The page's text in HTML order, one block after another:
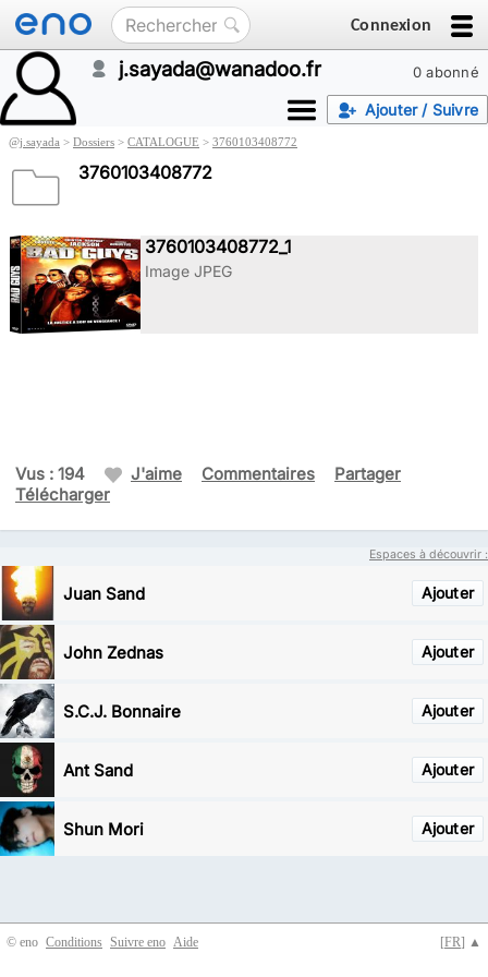
Connexion
0 abonné
j.sayada@wanadoo.fr
Ajouter / Suivre
@j.sayada > Dossiers > CATALOGUE > 3760103408772
3760103408772
3760103408772_1
Image JPEG
Vus : 194 J'aime Commentaires
Partager
Télécharger
Espaces à découvrir :
Ajouter
Juan Sand
Ajouter
John Zednas
Ajouter
S.C.J. Bonnaire
Ajouter
Ant Sand
Ajouter
Shun Mori
© eno [FR] ▲
Conditions Suivre eno Aide